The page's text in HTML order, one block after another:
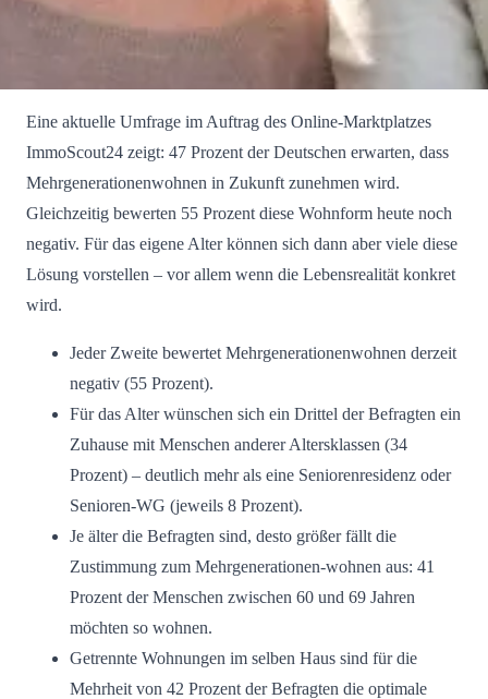
Eine aktuelle Umfrage im Auftrag des Online-Marktplatzes
ImmoScout24 zeigt: 47 Prozent der Deutschen erwarten, dass
Mehrgenerationenwohnen in Zukunft zunehmen wird.
Gleichzeitig bewerten 55 Prozent diese Wohnform heute noch
negativ. Für das eigene Alter können sich dann aber viele diese
Lösung vorstellen – vor allem wenn die Lebensrealität konkret
wird.
Jeder Zweite bewertet Mehrgenerationenwohnen derzeit
negativ (55 Prozent).
Für das Alter wünschen sich ein Drittel der Befragten ein
Zuhause mit Menschen anderer Altersklassen (34
Prozent) – deutlich mehr als eine Seniorenresidenz oder
Senioren-WG (jeweils 8 Prozent).
Je älter die Befragten sind, desto größer fällt die
Zustimmung zum Mehrgenerationen-wohnen aus: 41
Prozent der Menschen zwischen 60 und 69 Jahren
möchten so wohnen.
Getrennte Wohnungen im selben Haus sind für die
Mehrheit von 42 Prozent der Befragten die optimale